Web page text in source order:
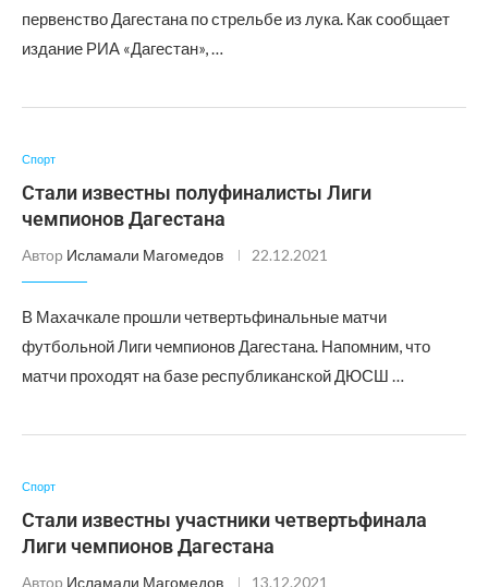
первенство Дагестана по стрельбе из лука. Как сообщает
издание РИА «Дагестан», …
Спорт
Стали известны полуфиналисты Лиги
чемпионов Дагестана
Автор Исламали Магомедов 22.12.2021
В Махачкале прошли четвертьфинальные матчи
футбольной Лиги чемпионов Дагестана. Напомним, что
матчи проходят на базе республиканской ДЮСШ …
Спорт
Стали известны участники четвертьфинала
Лиги чемпионов Дагестана
Автор Исламали Магомедов 13.12.2021